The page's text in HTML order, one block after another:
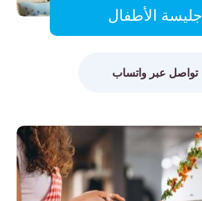
جليسة الأطفال
تواصل عبر واتساب